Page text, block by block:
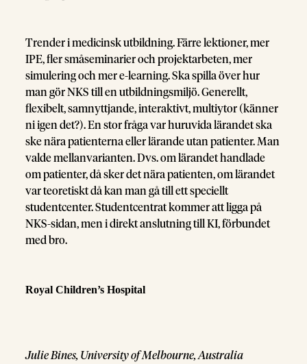
Trender i medicinsk utbildning. Färre lektioner, mer
IPE, fler småseminarier och projektarbeten, mer
simulering och mer e-learning. Ska spilla över hur
man gör NKS till en utbildningsmiljö. Generellt,
flexibelt, samnyttjande, interaktivt, multiytor (känner
ni igen det?). En stor fråga var huruvida lärandet ska
ske nära patienterna eller lärande utan patienter. Man
valde mellanvarianten. Dvs. om lärandet handlade
om patienter, då sker det nära patienten, om lärandet
var teoretiskt då kan man gå till ett speciellt
studentcenter. Studentcentrat kommer att ligga på
NKS-sidan, men i direkt anslutning till KI, förbundet
med bro.
Royal Children’s Hospital
Julie Bines, University of Melbourne, Australia